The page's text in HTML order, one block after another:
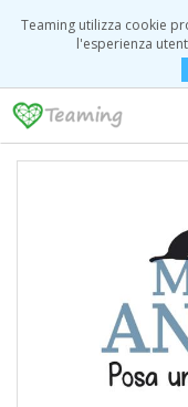
Teaming utilizza cookie
l'esperienza